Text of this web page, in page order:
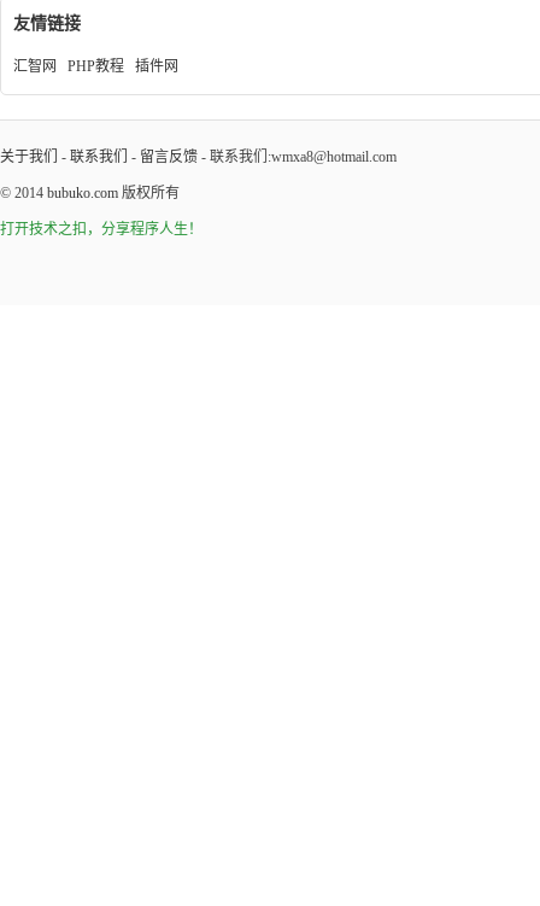
友情链接
汇智网 PHP教程 插件网
关于我们 - 联系我们 - 留言反馈 - 联系我们:wmxa8@hotmail.com
© 2014 bubuko.com 版权所有
打开技术之扣，分享程序人生！